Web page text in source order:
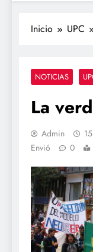
Inicio UPC
NOTICIAS
La
Admin
Envió
0